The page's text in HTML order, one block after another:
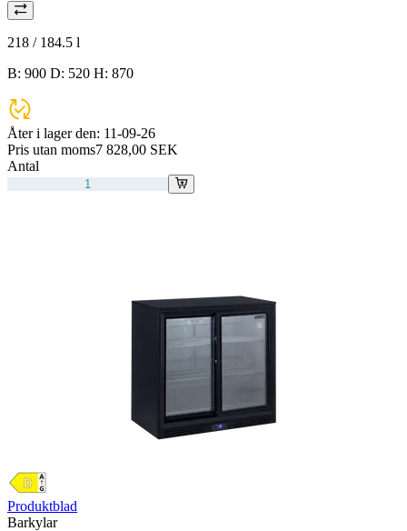
218 / 184.5 l
B: 900 D: 520 H: 870
Åter i lager den: 11-09-26
Pris utan moms7 828,00 SEK
Antal
Produktblad
Barkylar